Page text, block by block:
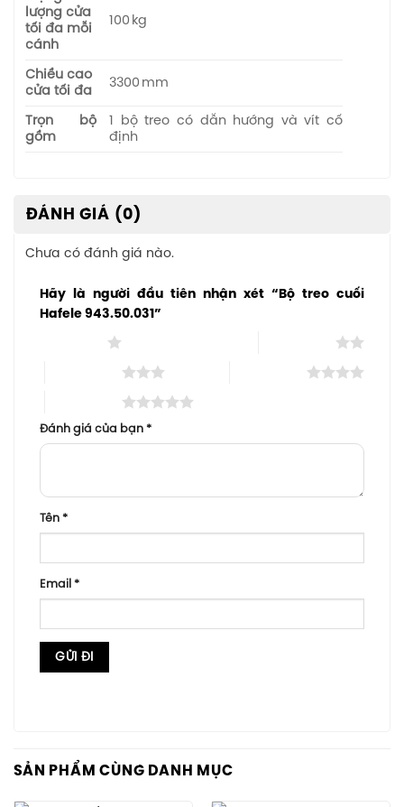
lượng cửa
tối đa mỗi
cánh
100 kg
Chiều cao
cửa tối đa
3300 mm
Trọn bộ
gồm
1 bộ treo có dẫn hướng và vít cố
định
ĐÁNH GIÁ (0)
Chưa có đánh giá nào.
Hãy là người đầu tiên nhận xét “Bộ treo cuối
Hafele 943.50.031”
Đánh giá của bạn *
Tên *
Email *
SẢN PHẨM CÙNG DANH MỤC